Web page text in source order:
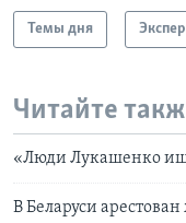
Темы дня
Читайте
«Люди Лукашенко
В Беларуси